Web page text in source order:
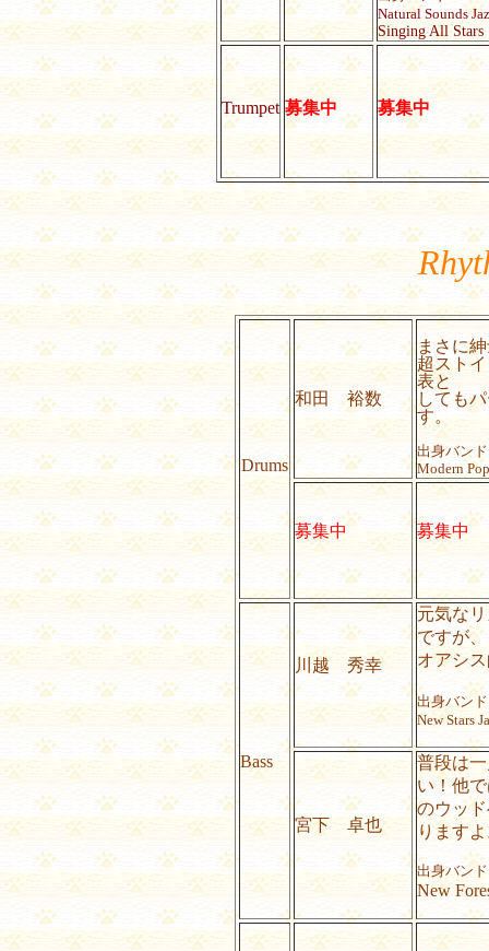
Natural Sounds
Singing All Stars
Trumpet 募集中 募集中
Drums
和田 裕数
まさに
超スト
表と
しても
す。
出身バンド
Modern
募集中 募集中
Bass
川越 秀幸
元気な
ですが
オアシ
出身バンド
New Stars
宮下 卓也
普段は
い！他
のウッ
ります
出身バンド
New